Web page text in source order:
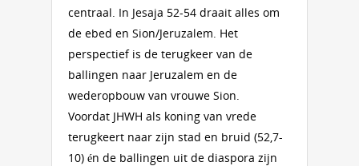
centraal. In Jesaja 52-54 draait alles om
de ebed en Sion/Jeruzalem. Het
perspectief is de terugkeer van de
ballingen naar Jeruzalem en de
wederopbouw van vrouwe Sion.
Voordat JHWH als koning van vrede
terugkeert naar zijn stad en bruid (52,7-
10) én de ballingen uit de diaspora zijn